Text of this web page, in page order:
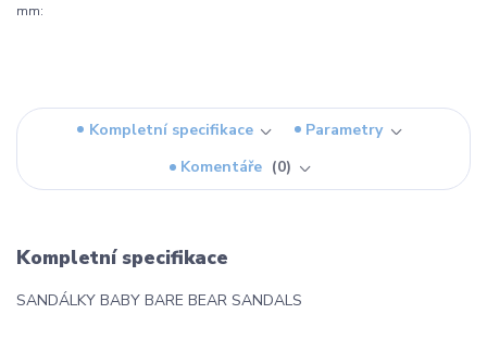
mm:
Kompletní specifikace
Parametry
Komentáře
0
Kompletní specifikace
SANDÁLKY BABY BARE BEAR SANDALS